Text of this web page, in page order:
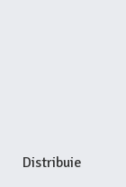
Distribuie